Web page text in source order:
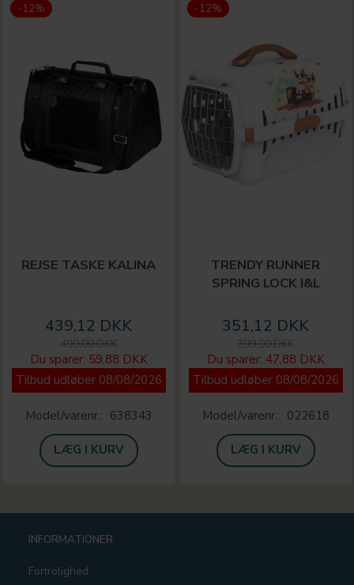
-12%
REJSE TASKE KALINA
439,12 DKK
499,00 DKK
Du sparer: 59,88 DKK
Tilbud udløber 08/08/2026
Model/varenr.: 638343
LÆG I KURV
-12%
TRENDY RUNNER
SPRING LOCK I&L
351,12 DKK
399,00 DKK
Du sparer: 47,88 DKK
Tilbud udløber 08/08/2026
Model/varenr.: 022618
LÆG I KURV
INFORMATIONER
Fortrolighed